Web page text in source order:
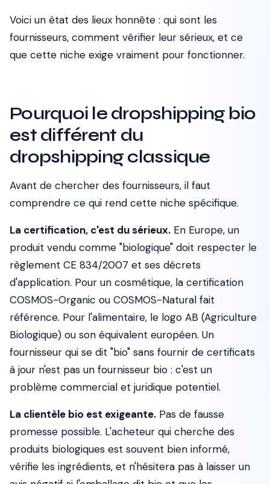
Voici un état des lieux honnête : qui sont les
fournisseurs, comment vérifier leur sérieux, et ce
que cette niche exige vraiment pour fonctionner.
Pourquoi le dropshipping bio
est différent du
dropshipping classique
Avant de chercher des fournisseurs, il faut
comprendre ce qui rend cette niche spécifique.
La certification, c'est du sérieux. En Europe, un
produit vendu comme "biologique" doit respecter le
règlement CE 834/2007 et ses décrets
d'application. Pour un cosmétique, la certification
COSMOS-Organic ou COSMOS-Natural fait
référence. Pour l'alimentaire, le logo AB (Agriculture
Biologique) ou son équivalent européen. Un
fournisseur qui se dit "bio" sans fournir de certificats
à jour n'est pas un fournisseur bio : c'est un
problème commercial et juridique potentiel.
La clientèle bio est exigeante. Pas de fausse
promesse possible. L'acheteur qui cherche des
produits biologiques est souvent bien informé,
vérifie les ingrédients, et n'hésitera pas à laisser un